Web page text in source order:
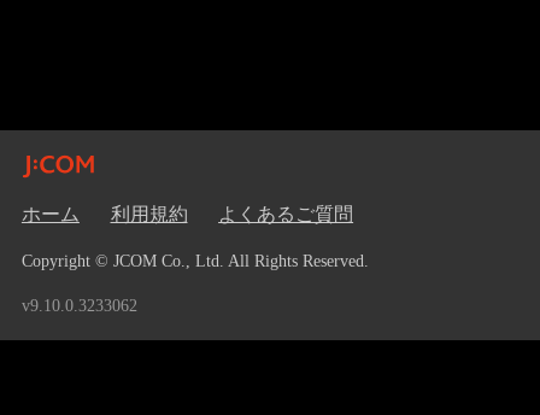
ホーム 利用規約 よくあるご質問
Copyright © JCOM Co., Ltd. All Rights Reserved.
v9.10.0.3233062